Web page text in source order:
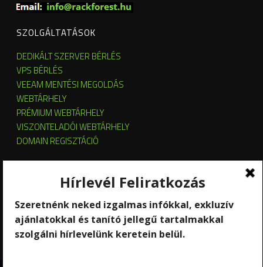
SZOLGÁLTATÁSOK
DEDIKÁLT SZERVER BÉRLÉS
VPS BÉRLÉS
VEEAM MENTÉSI MEGOLDÁS
WEBTÁRHELY
PRÉMIUM WEBTÁRHELY
VISZONTELADÓI WEBTÁRHELY
DOMAIN REGISZTÁCIÓ
SZERVER ÜZEMELTETÉS
SZOFTVERBÉRLÉS
STREAMING